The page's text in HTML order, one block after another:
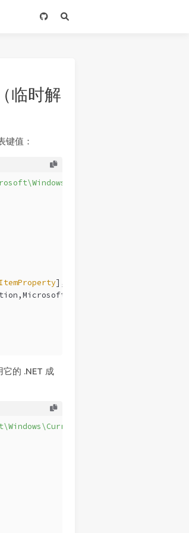
临时解
键值：
], InvalidCastException
的 .NET 成